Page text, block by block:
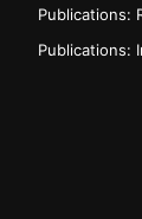
Publications:
Publications: